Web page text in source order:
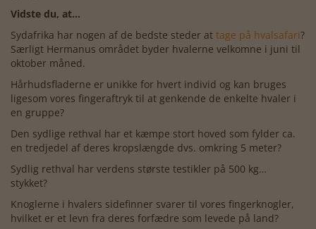
Vidste du, at…
Sydafrika har nogen af de bedste steder at tage på hvalsafari?
Særligt Hermanus området byder hvalerne velkomne i juni til
oktober måned.
Hårhudsfladerne er unikke for hvert individ og kan bruges
ligesom vores fingeraftryk til at genkende de enkelte hvaler i
en gruppe?
Den sydlige rethval har et kæmpe stort hoved som fylder ca.
en tredjedel af deres kropslængde dvs. omkring 5 meter?
Sydlig rethval har verdens største testikler på 500 kg…
stykket?
Knoglerne i hvalers sidefinner svarer til vores fingerknogler,
hvilket er et levn fra deres forfædre som levede på land?